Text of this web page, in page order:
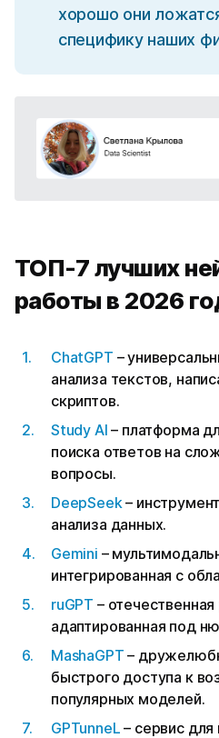
хорошо они
специфику наших
ТОП-7 лучших
работы в 2026
ChatGPT –
анализа текстов,
скриптов.
Study AI– платформа
поиска ответов на
вопросы.
DeepSeek –
анализа данных.
Gemini –
интегрированная с
ruGPT –
адаптированная под
MashaGPT –
быстрого доступа к
популярных моделей.
GPTunneL – сервис для